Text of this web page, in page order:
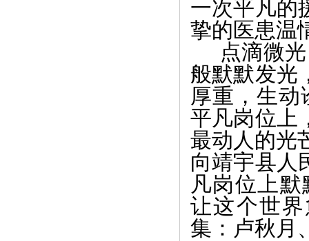
一次平凡的
挚的医患温
点滴微
般默默发光
厚重，生动
平凡岗位上
最动人的光
向靖宇县人
凡岗位上
让这个世
集：卢秋月